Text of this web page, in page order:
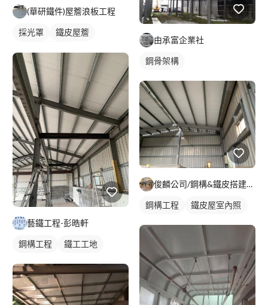
(華研鐵件)屋簷浪板工程
採光罩
鐵皮屋簷
藝鐵工程-彭晧軒
鋼構工程 鐵工工地
由承富企業社
鋼骨架構
俊麟公司/鋼構&鐵皮搭建&採光罩
鋼構工程 鐵皮屋室內照